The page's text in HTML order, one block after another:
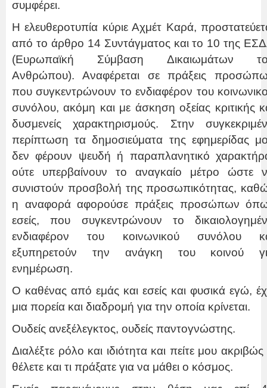
συμφέρει.
Η ελευθεροτυπία κύριε Αχμέτ Καρά,
από το άρθρο 14 Συντάγματος και το 10 της
(Ευρωπαϊκή Σύμβαση Δικαιωμάτων
Ανθρώπου). Αναφέρεται σε πράξεις
που συγκεντρώνουν το ενδιαφέρον του
συνόλου, ακόμη και με άσκηση οξείας κριτικής
δυσμενείς χαρακτηρισμούς. Στην
περίπτωση τα δημοσιεύματα της εφημερίδας
δεν φέρουν ψευδή ή παραπλανητικό
ούτε υπερβαίνουν το αναγκαίο μέτρο ώστε
συνιστούν προσβολή της προσωπικότητας,
η αναφορά αφορούσε πράξεις προσώπων
εσείς, που συγκεντρώνουν το
ενδιαφέρον του κοινωνικού συνόλου
εξυπηρετούν την ανάγκη του κοινού
ενημέρωση.
Ο καθένας από εμάς και εσείς και φυσικά εγώ,
μια πορεία και διαδρομή για την οποία κρίνεται.
Ουδείς ανεξέλεγκτος, ουδείς παντογνώστης.
Διαλέξτε ρόλο και ιδιότητα και πείτε μου ακριβώς
θέλετε και τι πράξατε για να μάθει ο κόσμος.